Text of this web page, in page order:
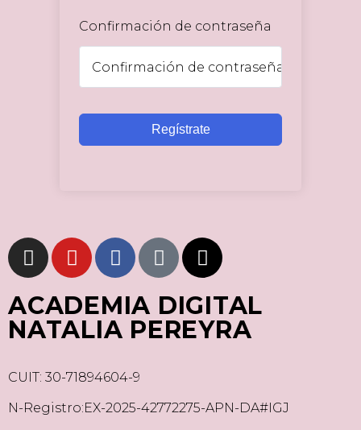
Confirmación de contraseña
Regístrate
ACADEMIA DIGITAL
NATALIA PEREYRA
CUIT: 30-71894604-9
N-Registro:EX-2025-42772275-APN-DA#IGJ